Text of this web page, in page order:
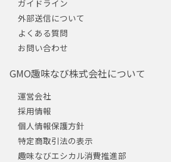
ガイドライン
外部送信について
よくある質問
お問い合わせ
GMO趣味なび株式会社について
運営会社
採用情報
個人情報保護方針
特定商取引法の表示
趣味なびエシカル消費推進部